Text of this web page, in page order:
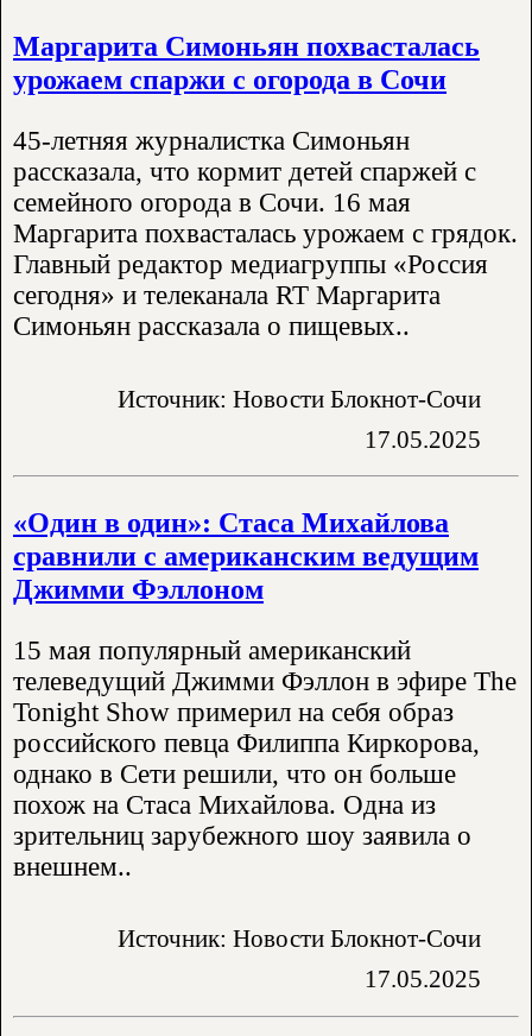
Маргарита Симоньян похвасталась
урожаем спаржи с огорода в Сочи
45-летняя журналистка Симоньян
рассказала, что кормит детей спаржей с
семейного огорода в Сочи. 16 мая
Маргарита похвасталась урожаем с грядок.
Главный редактор медиагруппы «Россия
сегодня» и телеканала RT Маргарита
Симоньян рассказала о пищевых..
Источник: Новости Блокнот-Сочи
17.05.2025
«Один в один»: Стаса Михайлова
сравнили с американским ведущим
Джимми Фэллоном
15 мая популярный американский
телеведущий Джимми Фэллон в эфире The
Tonight Show примерил на себя образ
российского певца Филиппа Киркорова,
однако в Сети решили, что он больше
похож на Стаса Михайлова. Одна из
зрительниц зарубежного шоу заявила о
внешнем..
Источник: Новости Блокнот-Сочи
17.05.2025